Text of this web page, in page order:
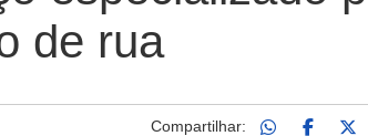
de rua
Compartilhar: